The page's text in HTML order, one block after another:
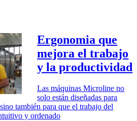
Ergonomia que
mejora el trabajo
y la productividad
Las máquinas Microline no
solo están diseñadas para
también para que el trabajo del
y ordenado